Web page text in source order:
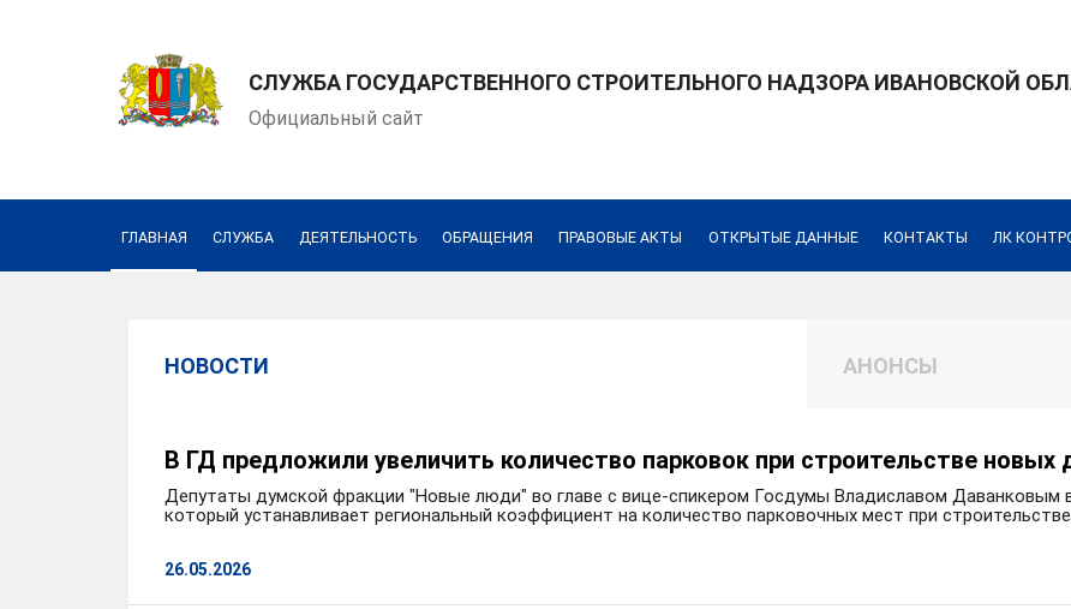
СЛУЖБА ГОСУДАРСТВЕННОГО СТРОИТЕЛЬНОГО НАДЗОРА ИВАНОВСКОЙ
Официальный сайт
ГЛАВНАЯ СЛУЖБА ДЕЯТЕЛЬНОСТЬ ОБРАЩЕНИЯ ПРАВОВЫЕ АКТЫ ОТКРЫТЫЕ ДАННЫЕ КОНТАКТЫ ЛК
НОВОСТИ АНОНСЫ
В ГД предложили увеличить количество парковок при строительстве новых
Депутаты думской фракции "Новые люди" во главе с вице-спикером Госдумы Владиславом Даванковым
который устанавливает региональный коэффициент на количество парковочных мест при
26.05.2026